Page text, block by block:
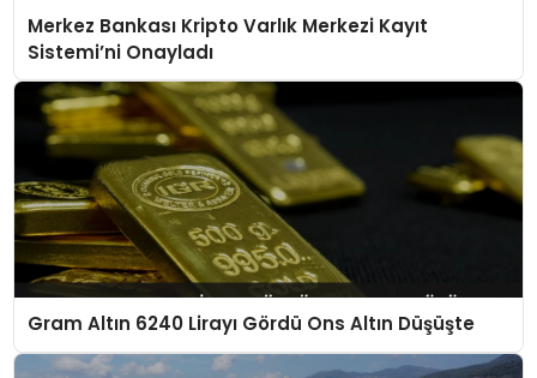
Merkez Bankası Kripto Varlık Merkezi Kayıt
Sistemi’ni Onayladı
Gram Altın 6240 Lirayı Gördü Ons Altın Düşüşte